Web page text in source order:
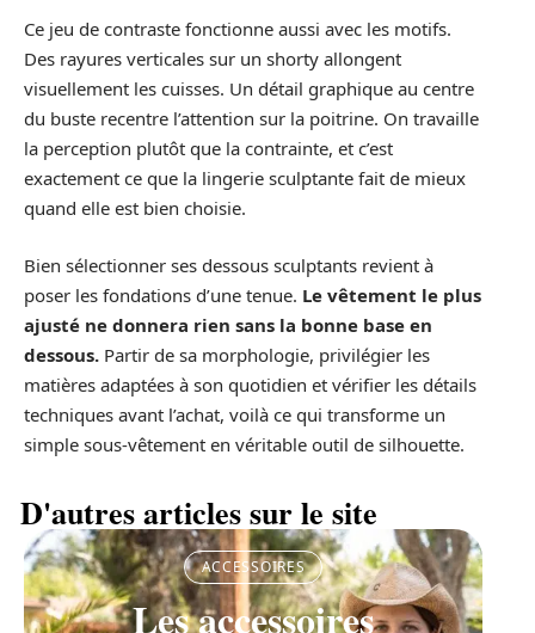
Ce jeu de contraste fonctionne aussi avec les motifs.
Des rayures verticales sur un shorty allongent
visuellement les cuisses. Un détail graphique au centre
du buste recentre l’attention sur la poitrine. On travaille
la perception plutôt que la contrainte, et c’est
exactement ce que la lingerie sculptante fait de mieux
quand elle est bien choisie.
Bien sélectionner ses dessous sculptants revient à
poser les fondations d’une tenue. Le vêtement le plus
ajusté ne donnera rien sans la bonne base en
dessous. Partir de sa morphologie, privilégier les
matières adaptées à son quotidien et vérifier les détails
techniques avant l’achat, voilà ce qui transforme un
simple sous-vêtement en véritable outil de silhouette.
D'autres articles sur le site
ACCESSOIRES
Les accessoires